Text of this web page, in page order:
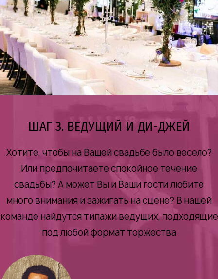
ШАГ 3. ВЕДУЩИЙ И ДИ-ДЖЕЙ
Хотите, чтобы на Вашей свадьбе было весело?
Или предпочитаете спокойное течение
свадьбы? А может Вы и Ваши гости любите
много внимания и зажигать на сцене? В нашей
команде найдутся типажи ведущих, подходящие
под любой формат торжества